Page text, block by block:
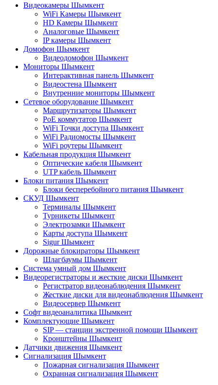
Видеокамеры Шымкент
WiFi Камеры Шымкент
HD Камеры Шымкент
Аналоговые Шымкент
IP камеры Шымкент
Домофон Шымкент
Видеодомофон Шымкент
Мониторы Шымкент
Интерактивная панель Шымкент
Видеостена Шымкент
Внутренние мониторы Шымкент
Сетевое оборудование Шымкент
Маршрутизаторы Шымкент
PoE коммутатор Шымкент
WiFi Точки доступа Шымкент
WiFi Радиомосты Шымкент
WiFi роутеры Шымкент
Кабельная продукция Шымкент
Оптические кабеля Шымкент
UTP кабель Шымкент
Блоки питания Шымкент
Блоки бесперебойного питания Шымкент
СКУД Шымкент
Терминалы Шымкент
Турникеты Шымкент
Электрозамки Шымкент
Карты доступа Шымкент
Sigur Шымкент
Дорожные блокираторы Шымкент
Шлагбаумы Шымкент
Система умный дом Шымкент
Видеорегистраторы и жесткие диски Шымкент
Регистратор видеонаблюдения Шымкент
Жесткие диски для видеонаблюдения Шымкент
Видеосервер Шымкент
Софт видеоаналитика Шымкент
Комплектующие Шымкент
SIP — станции экстренной помощи Шымкент
Кронштейны Шымкент
Датчики движения Шымкент
Сигнализация Шымкент
Пожарная сигнализация Шымкент
Охранная сигнализация Шымкент